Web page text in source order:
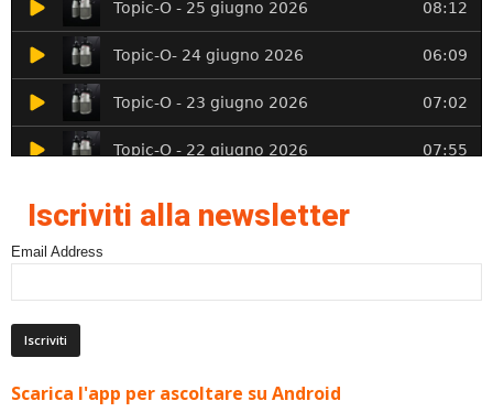
Iscriviti alla newsletter
Email Address
Scarica l'app per ascoltare su Android